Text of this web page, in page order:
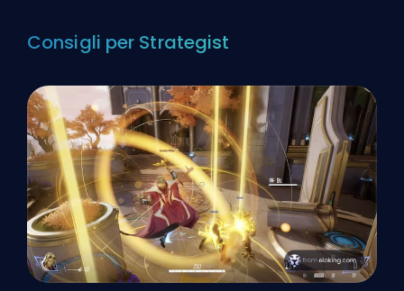
Consigli per Strategist